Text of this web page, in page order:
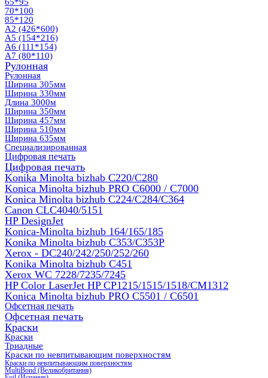
70*100
85*120
А2 (426*600)
А5 (154*216)
А6 (111*154)
А7 (80*110)
Рулонная
Рулонная
Ширина 305мм
Ширина 330мм
Длина 3000м
Ширина 350мм
Ширина 457мм
Ширина 510мм
Ширина 635мм
Специализированная
Цифровая печать
Цифровая печать
Konika Minolta bizhab C220/C280
Konica Minolta bizhub PRO C6000 / C7000
Konica Minolta bizhub С224/С284/С364
Canon CLC4040/5151
HP DesignJet
Konica-Minolta bizhub 164/165/185
Konika Minolta bizhub C353/C353Р
Xerox - DC240/242/250/252/260
Konika Minolta bizhub C451
Xerox WC 7228/7235/7245
HP Color LaserJet HP CP1215/1515/1518/CM1312
Konica Minolta bizhub PRO С5501 / С6501
Офсетная печать
Офсетная печать
Краски
Краски
Триадные
Краски по невпитывающим поверхностям
Краски по невпитывающим поверхностям
MultiBond (Великобритания)